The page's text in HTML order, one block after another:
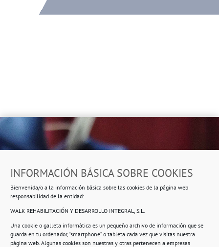
INFORMACIÓN BÁSICA SOBRE COOKIES
Bienvenida/o a la información básica sobre las cookies de la página web
responsabilidad de la entidad:
WALK REHABILITACIÓN Y DESARROLLO INTEGRAL, S.L.
Una cookie o galleta informática es un pequeño archivo de información que se
guarda en tu ordenador, “smartphone” o tableta cada vez que visitas nuestra
página web. Algunas cookies son nuestras y otras pertenecen a empresas
Ropero Solidario de Usera
Beasáin 25-33posterior, local 3 – 28041 Madrid
Información